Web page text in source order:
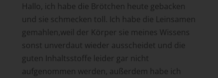
Hallo, ich habe die Brötchen heute gebacken
und sie schmecken toll. Ich habe die Leinsamen
gemahlen,weil der Körper sie meines Wissens
sonst unverdaut wieder ausscheidet und die
guten Inhaltsstoffe leider gar nicht
aufgenommen werden, außerdem habe ich